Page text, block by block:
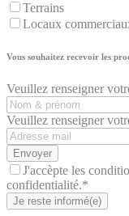
Terrains
Locaux
Vous souhaitez recevoir les
Veuillez renseigner
Veuillez renseigner
Envoyer
J'accèpte les
confidentialité.*
Je reste informé(e)